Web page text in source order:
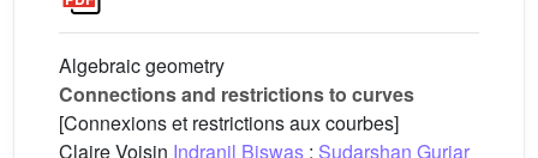
Algebraic geometry
Connections and restrictions to curves
[Connexions et restrictions aux courbes]
Claire Voisin Indranil Biswas ; Sudarshan Gurjar